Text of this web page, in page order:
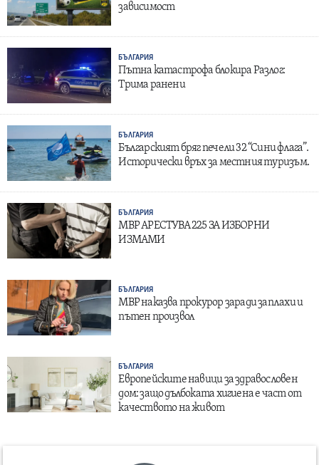
зависимост
БЪЛГАРИЯ
Пътна катастрофа блокира Разлог:
Трима ранени
БЪЛГАРИЯ
Българският бряг печели 32 “Сини флага”.
Исторически връх за местния туризъм.
БЪЛГАРИЯ
МВР АРЕСТУВА 225 ЗА ИЗБОРНИ
ИЗМАМИ
БЪЛГАРИЯ
МВР наказва прокурор заради заплахи и
пътен произвол
БЪЛГАРИЯ
Европейските навици за здравословен
дом: защо дълбоката хигиена е част от
качеството на живот